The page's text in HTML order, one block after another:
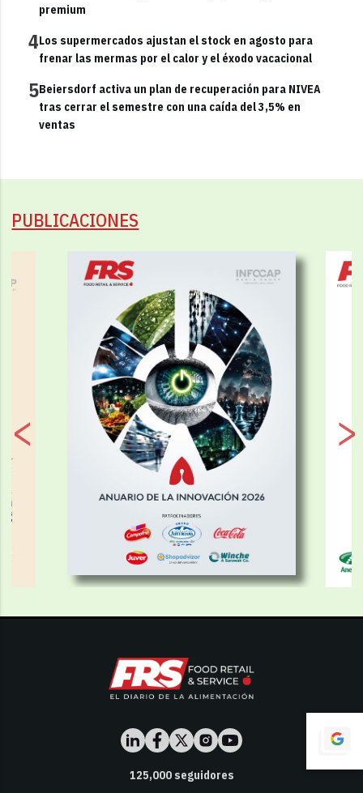
premium
4Los supermercados ajustan el stock en agosto para
frenar las mermas por el calor y el éxodo vacacional
5Beiersdorf activa un plan de recuperación para NIVEA
tras cerrar el semestre con una caída del 3,5% en
ventas
PUBLICACIONES
125,000seguidores